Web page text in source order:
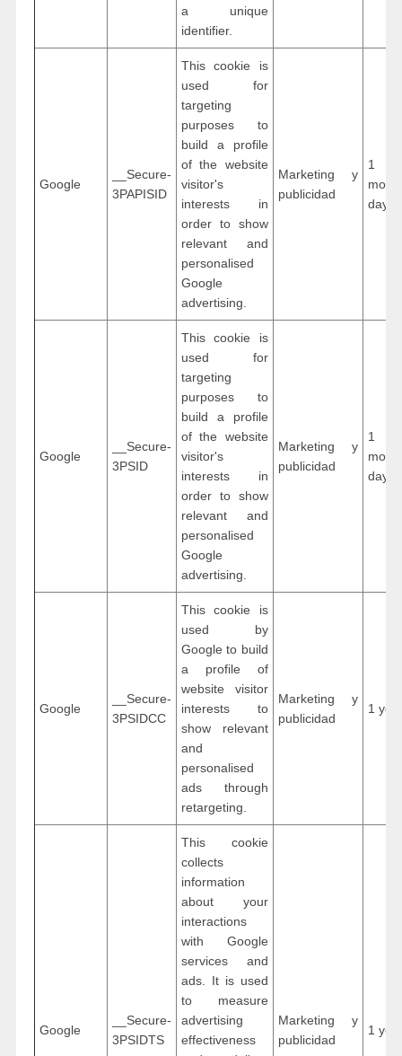
a unique
identifier.
Google
__Secure-
3PAPISID
This cookie is
used for
targeting
purposes to
build a profile
of the website
visitor's
interests in
order to show
relevant and
personalised
Google
advertising.
Marketing y
publicidad
1
days
Google
__Secure-
3PSID
This cookie is
used for
targeting
purposes to
build a profile
of the website
visitor's
interests in
order to show
relevant and
personalised
Google
advertising.
Marketing y
publicidad
1
days
Google
__Secure-
3PSIDCC
This cookie is
used by
Google to build
a profile of
website visitor
interests to
show relevant
and
personalised
ads through
retargeting.
Marketing y
publicidad
1
Google
__Secure-
3PSIDTS
This cookie
collects
information
about your
interactions
with Google
services and
ads. It is used
to measure
advertising
effectiveness
Marketing y
publicidad
1